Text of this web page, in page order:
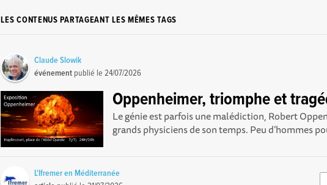
LES CONTENUS PARTAGEANT LES MÊMES TAGS
Claude Slowik
événement publié le24/07/2026
Oppenheimer, triomphe et
Le génie est parfois une malédiction, Robert
grands physiciens de son temps. Peu d’hommes
L'Ifremer en Méditerranée